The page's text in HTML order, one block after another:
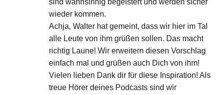
sind wahnsinnig begeistert und werden sicher
wieder kommen.
Achja, Walter hat gemeint, dass wir hier im Tal
alle Leute von ihm grüßen sollen. Das macht
richtig Laune! Wir erweitern diesen Vorschlag
einfach mal und grüßen auch Dich von ihm!
Vielen lieben Dank dir für diese Inspiration! Als
treue Hörer deines Podcasts sind wir